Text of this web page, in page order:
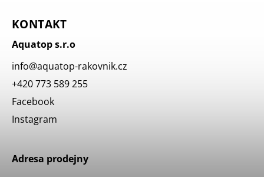
KONTAKT
Aquatop s.r.o
info@aquatop-rakovnik.cz
+420 773 589 255
Facebook
Instagram
Adresa prodejny